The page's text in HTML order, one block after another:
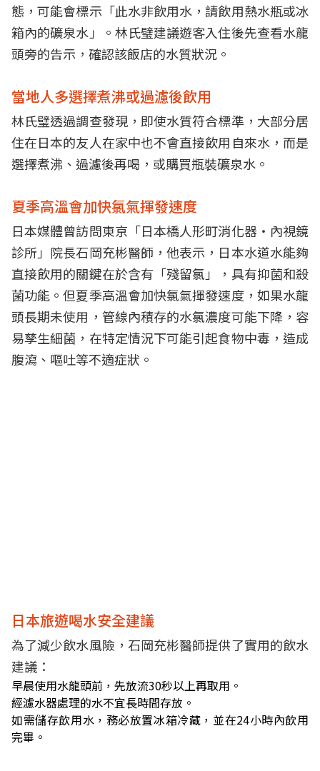
態，可能會標示「此水非飲用水，請飲用熱水瓶或冰
箱內的礦泉水」。林氏璧建議遊客入住後先查看水龍
頭旁的告示，確認該飯店的水質狀況。
當地人多選擇煮沸或過濾後飲用
林氏璧透過調查發現，即使水質符合標準，大部分居
住在日本的友人在家中也不會直接飲用自來水，而是
選擇煮沸、過濾後再喝，或購買瓶裝礦泉水。
夏季高溫會加快氯氣揮發速度
日本媒體曾訪問東京「日本橋人形町消化器・內視鏡
診所」院長石岡充彬醫師，他表示，日本水道水能夠
直接飲用的關鍵在於含有「殘留氯」，具有抑菌和殺
菌功能。但夏季高溫會加快氯氣揮發速度，如果水龍
頭長期未使用，管線內積存的水氯濃度可能下降，容
易孳生細菌，在特定情況下可能引起食物中毒，造成
腹瀉、嘔吐等不適症狀。
日本旅遊喝水安全建議
為了減少飲水風險，石岡充彬醫師提供了實用的飲水
建議：
早晨使用水龍頭前，先放流30秒以上再取用。
經濾水器處理的水不宜長時間存放。
如需儲存飲用水，務必放置冰箱冷藏，並在24小時內飲用
完畢。